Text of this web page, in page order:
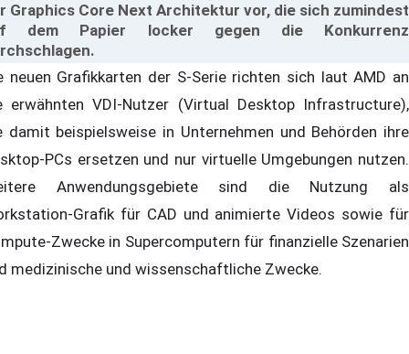
Graphics Core Next Architektur vor, die sich zumindest
dem Papier locker gegen die Konkurrenz
neuen Grafikkarten der S-Serie richten sich laut AMD an
erwähnten VDI-Nutzer (Virtual Desktop Infrastructure),
damit beispielsweise in Unternehmen und Behörden ihre
PCs ersetzen und nur virtuelle Umgebungen nutzen.
Anwendungsgebiete sind die Nutzung als
Grafik für CAD und animierte Videos sowie für
Zwecke in Supercomputern für finanzielle Szenarien
medizinische und wissenschaftliche Zwecke.